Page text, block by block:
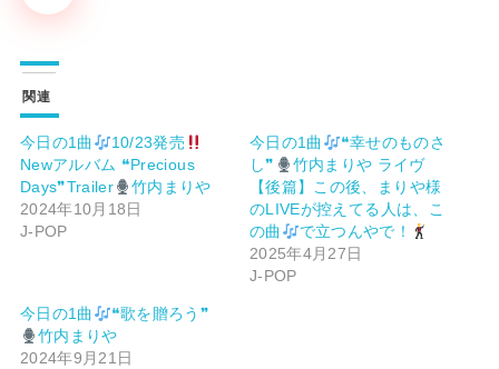
関連
今日の1曲
10/23発売
Νewアルバム ❝Precious
Days❞Trailer
竹内まりや
2024年10月18日
J-POP
今日の1曲
❝幸せのものさ
し❞
竹内まりや ライヴ
【後篇】この後、まりや様
のLIVEが控えてる人は、こ
の曲
で立つんやで！
2025年4月27日
J-POP
今日の1曲
❝歌を贈ろう❞
竹内まりや
2024年9月21日